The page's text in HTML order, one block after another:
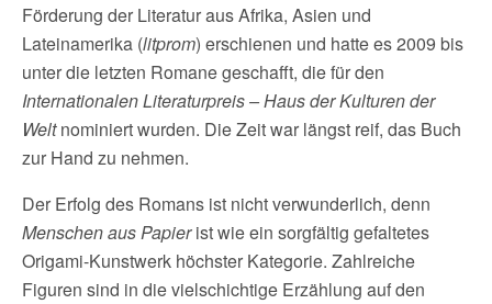
Förderung der Literatur aus Afrika, Asien und
Lateinamerika (litprom) erschienen und hatte es 2009 bis
unter die letzten Romane geschafft, die für den
Internationalen Literaturpreis – Haus der Kulturen der
Weltnominiert wurden. Die Zeit war längst reif, das Buch
zur Hand zu nehmen.
Der Erfolg des Romans ist nicht verwunderlich, denn
Menschen aus Papierist wie ein sorgfältig gefaltetes
Origami-Kunstwerk höchster Kategorie. Zahlreiche
Figuren sind in die vielschichtige Erzählung auf den